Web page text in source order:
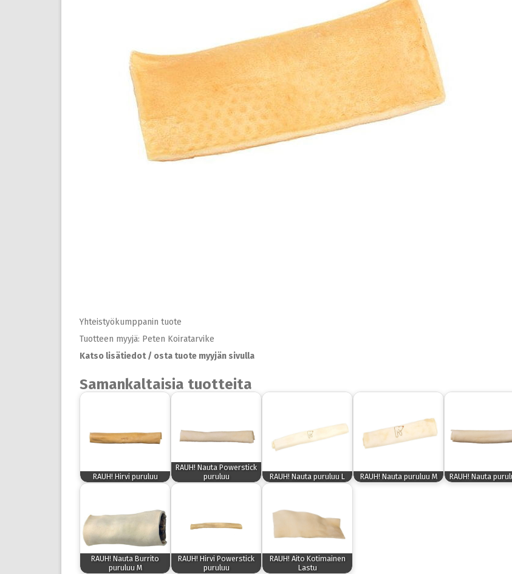
Yhteistyökumppanin tuote
Tuotteen myyjä: Peten Koiratarvike
Katso lisätiedot / osta tuote myyjän sivulla
Samankaltaisia tuotteita
RAUH! Hirvi puruluu
RAUH! Nauta Powerstick
puruluu
RAUH! Nauta puruluu L RAUH! Nauta puruluu M RAUH! Nauta
RAUH! Nauta Burrito
puruluu M
RAUH! Hirvi Powerstick
puruluu
RAUH! Aito Kotimainen
Lastu